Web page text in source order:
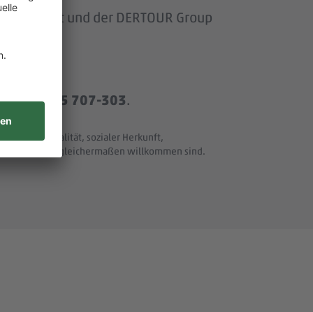
und der DERTOUR Group
+49 8165 707-303.
und Nationalität, sozialer Herkunft,
Merkmale - gleichermaßen willkommen sind.